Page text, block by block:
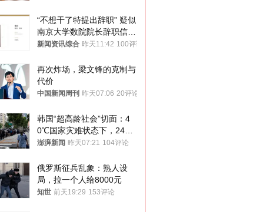
“不想干了特提出辞职” 疑似
南京大学数院院长辞职信流
传 院方回应
新闻资讯综合 昨天11:42 100评论
再次炸场，梁文锋的克制与
代价
中国新闻周刊 昨天07:06 20评论
韩国“超高龄社会”切面：4
0℃国家灾难状态下，2400
名首尔老人还在巷子里收废
澎湃新闻 昨天07:21 104评论
俄罗斯征兵乱象：熟人设
局，拉一个人给8000元
知世 前天19:29 153评论